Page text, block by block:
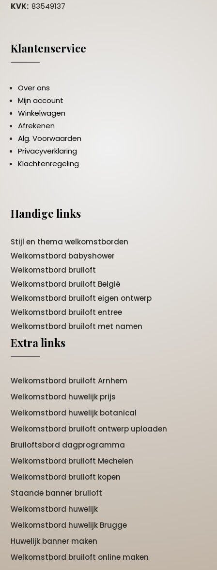
KVK:83549137
Klantenservice
Over ons
Mijn account
Winkelwagen
Afrekenen
Alg. Voorwaarden
Privacyverklaring
Klachtenregeling
Handige links
Stijl en thema welkomstborden
Welkomstbord babyshower
Welkomstbord bruiloft
Welkomstbord bruiloft België
Welkomstbord bruiloft eigen ontwerp
Welkomstbord bruiloft entree
Welkomstbord bruiloft met namen
Extra links
Welkomstbord bruiloft Arnhem
Welkomstbord huwelijk prijs
Welkomstbord huwelijk botanical
Welkomstbord bruiloft ontwerp uploaden
Bruiloftsbord dagprogramma
Welkomstbord bruiloft Mechelen
Welkomstbord bruiloft kopen
Staande banner bruiloft
Welkomstbord huwelijk
Welkomstbord huwelijk Brugge
Huwelijk banner maken
Welkomstbord bruiloft online maken